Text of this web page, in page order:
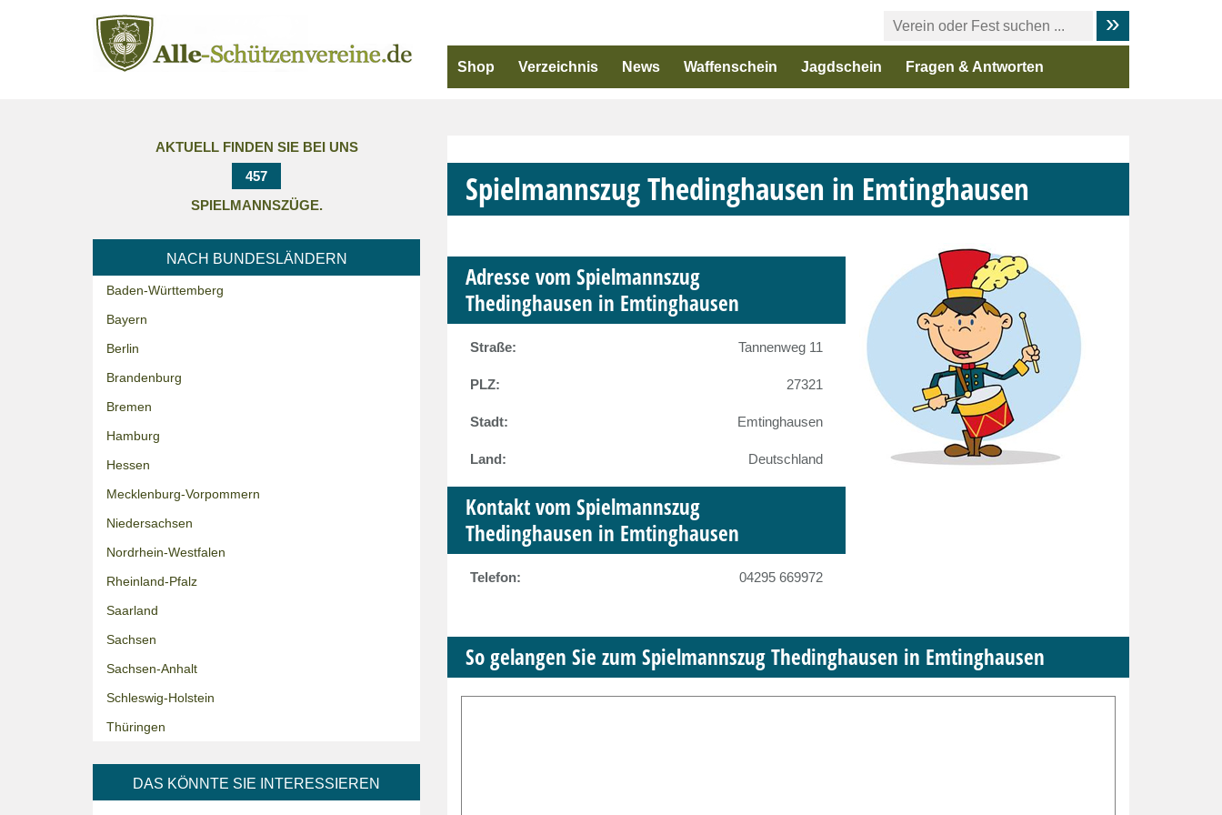
Shop Verzeichnis News Waffenschein Jagdschein Fragen & Antworten
Spielmannszug Thedinghausen in Emtinghausen
Adresse vom Spielmannszug
Thedinghausen in Emtinghausen
Straße: Tannenweg 11
PLZ: 27321
Stadt: Emtinghausen
Land: Deutschland
Kontakt vom Spielmannszug
Thedinghausen in Emtinghausen
Telefon: 04295 669972
So gelangen Sie zum Spielmannszug Thedinghausen in Emtinghausen
AKTUELL FINDEN SIE BEI UNS
457
SPIELMANNSZÜGE.
NACH BUNDESLÄNDERN
Baden-Württemberg
Bayern
Berlin
Brandenburg
Bremen
Hamburg
Hessen
Mecklenburg-Vorpommern
Niedersachsen
Nordrhein-Westfalen
Rheinland-Pfalz
Saarland
Sachsen
Sachsen-Anhalt
Schleswig-Holstein
Thüringen
DAS KÖNNTE SIE INTERESSIEREN